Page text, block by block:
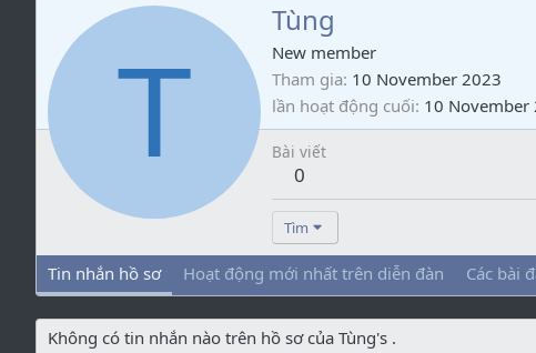
T
Tùng
New member
Tham gia 10 November 2023
lần hoạt động cuối 10 November
Bài viết
0
Tìm
Tin nhắn hồ sơ Hoạt động mới nhất trên diễn đàn Các bài
Không có tin nhắn nào trên hồ sơ của Tùng's .